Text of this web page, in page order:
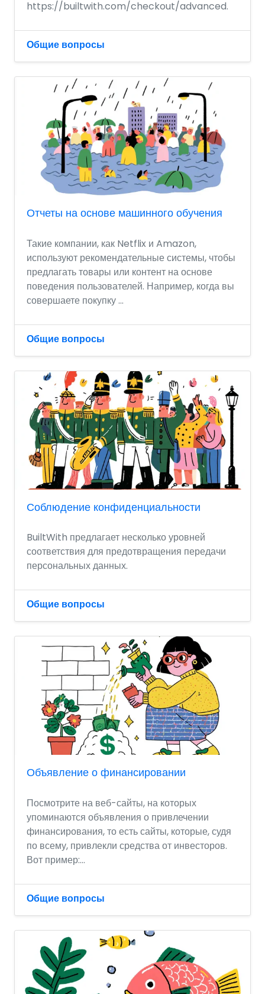
https://builtwith.com/checkout/advanced.
Общие вопросы
Отчеты на основе машинного обучения
Такие компании, как Netflix и Amazon,
используют рекомендательные системы, чтобы
предлагать товары или контент на основе
поведения пользователей. Например, когда вы
совершаете покупку ...
Общие вопросы
Соблюдение конфиденциальности
BuiltWith предлагает несколько уровней
соответствия для предотвращения передачи
персональных данных.
Общие вопросы
Объявление о финансировании
Посмотрите на веб-сайты, на которых
упоминаются объявления о привлечении
финансирования, то есть сайты, которые, судя
по всему, привлекли средства от инвесторов.
Вот пример:...
Общие вопросы